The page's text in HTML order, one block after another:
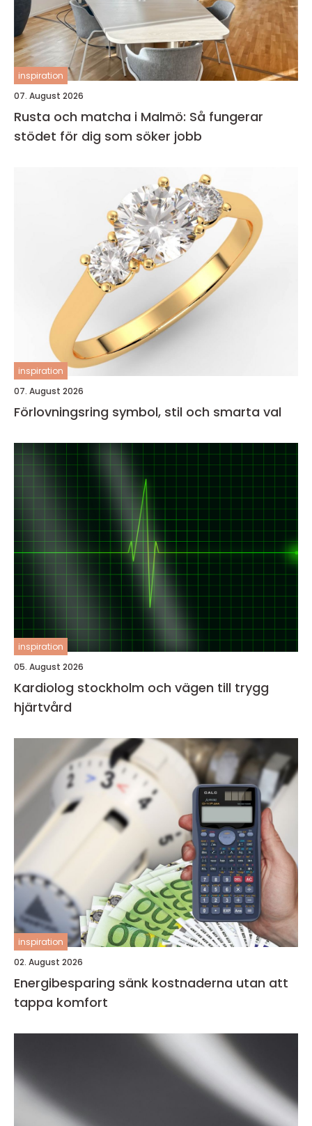
inspiration
07. August 2026
Rusta och matcha i Malmö: Så fungerar
stödet för dig som söker jobb
inspiration
07. August 2026
Förlovningsring symbol, stil och smarta val
inspiration
05. August 2026
Kardiolog stockholm och vägen till trygg
hjärtvård
inspiration
02. August 2026
Energibesparing sänk kostnaderna utan att
tappa komfort